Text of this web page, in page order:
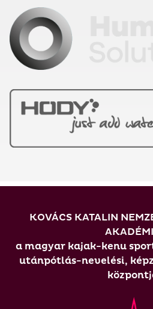
KOVÁCS KATALIN
a magyar kajak-kenu
utánpótlás-nevelési,